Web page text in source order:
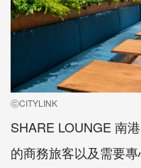
ⓒCITYLINK
SHARE LOUNGE 南
的商務旅客以及需要